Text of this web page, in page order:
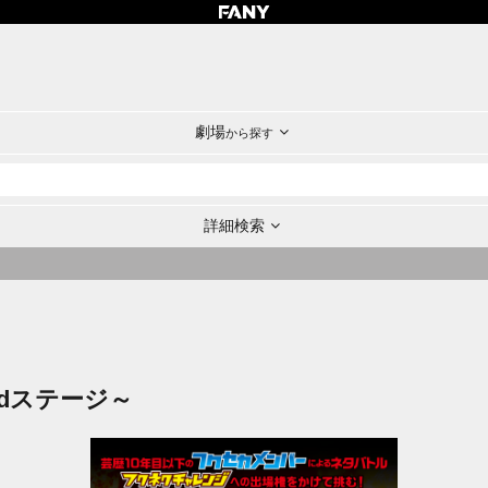
劇場から探す
詳細検索
テージ～